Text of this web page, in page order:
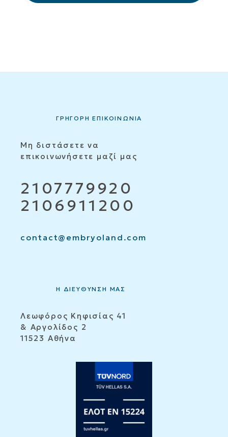
ΓΡΗΓΟΡΗ ΕΠΙΚΟΙΝΩΝΙΑ
Μη διστάσετε να
επικοινωνήσετε μαζί μας
2107779920
2106911200
contact@embryoland.com
Η ΔΙΕΥΘΥΝΣΗ ΜΑΣ
Λεωφόρος Κηφισίας 41
& Αργολίδος 2
11523 Αθήνα